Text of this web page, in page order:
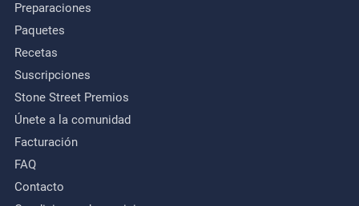
Preparaciones
Paquetes
Recetas
Suscripciones
Stone Street Premios
Únete a la comunidad
Facturación
FAQ
Contacto